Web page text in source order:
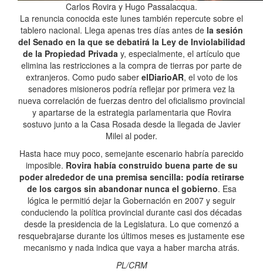
Carlos Rovira y Hugo Passalacqua.
La renuncia conocida este lunes también repercute sobre el
tablero nacional. Llega apenas tres días antes de la sesión
del Senado en la que se debatirá la Ley de Inviolabilidad
de la Propiedad Privada y, especialmente, el artículo que
elimina las restricciones a la compra de tierras por parte de
extranjeros. Como pudo saber elDiarioAR, el voto de los
senadores misioneros podría reflejar por primera vez la
nueva correlación de fuerzas dentro del oficialismo provincial
y apartarse de la estrategia parlamentaria que Rovira
sostuvo junto a la Casa Rosada desde la llegada de Javier
Milei al poder.
Hasta hace muy poco, semejante escenario habría parecido
imposible. Rovira había construido buena parte de su
poder alrededor de una premisa sencilla: podía retirarse
de los cargos sin abandonar nunca el gobierno. Esa
lógica le permitió dejar la Gobernación en 2007 y seguir
conduciendo la política provincial durante casi dos décadas
desde la presidencia de la Legislatura. Lo que comenzó a
resquebrajarse durante los últimos meses es justamente ese
mecanismo y nada indica que vaya a haber marcha atrás.
PL/CRM